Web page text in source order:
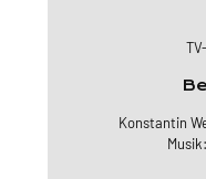
Konstantin